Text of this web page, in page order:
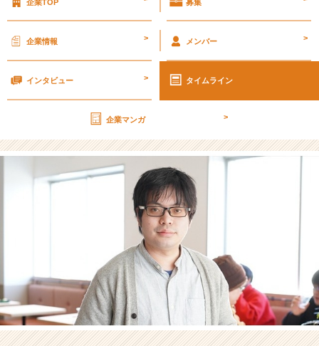
ン
グ
今
年
を
だ
い
た
よ！
【株
式
会
企業TOP 募集
企業情報 > メンバー >
インタビュー > タイムライン
企業マンガ >